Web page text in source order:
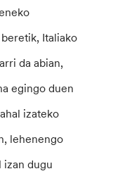
Italiako
da abian,
egingo duen
izateko
lehenengo
izan dugu